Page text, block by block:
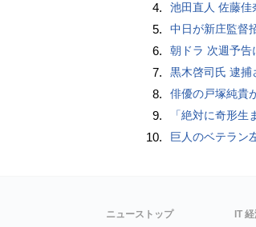
4. 池田直人 佐藤佳
5. 中日が新庄監督
6. 朝ドラ 次週予告
7. 黒木啓司氏 逮捕
8. 俳優の戸塚純貴
9. 「絶対に奇形生
10. 巨人のベテラン
ニューストップ IT